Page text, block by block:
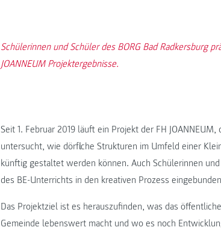
Schülerinnen und Schüler des BORG Bad Radkersburg
JOANNEUM Projektergebnisse.
Seit 1. Februar 2019 läuft ein Projekt der FH
untersucht, wie dörfliche Strukturen im Umfeld einer
künftig gestaltet werden können. Auch Schülerinnen
des BE-Unterrichts in den kreativen Prozess
Das Projektziel ist es herauszufinden, was das
Gemeinde lebenswert macht und wo es noch